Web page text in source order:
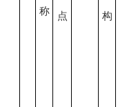
称
点
构